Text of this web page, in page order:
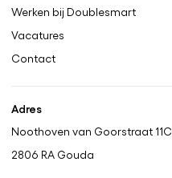
Werken bij Doublesmart
Vacatures
Contact
Adres
Noothoven van Goorstraat 11C
2806 RA Gouda